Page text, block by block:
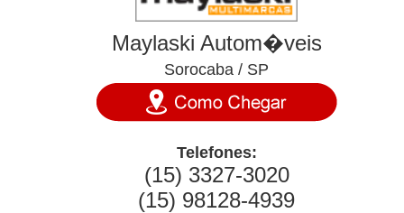
Maylaski Autom�veis
Sorocaba / SP
Telefones:
(15) 3327-3020
(15) 98128-4939